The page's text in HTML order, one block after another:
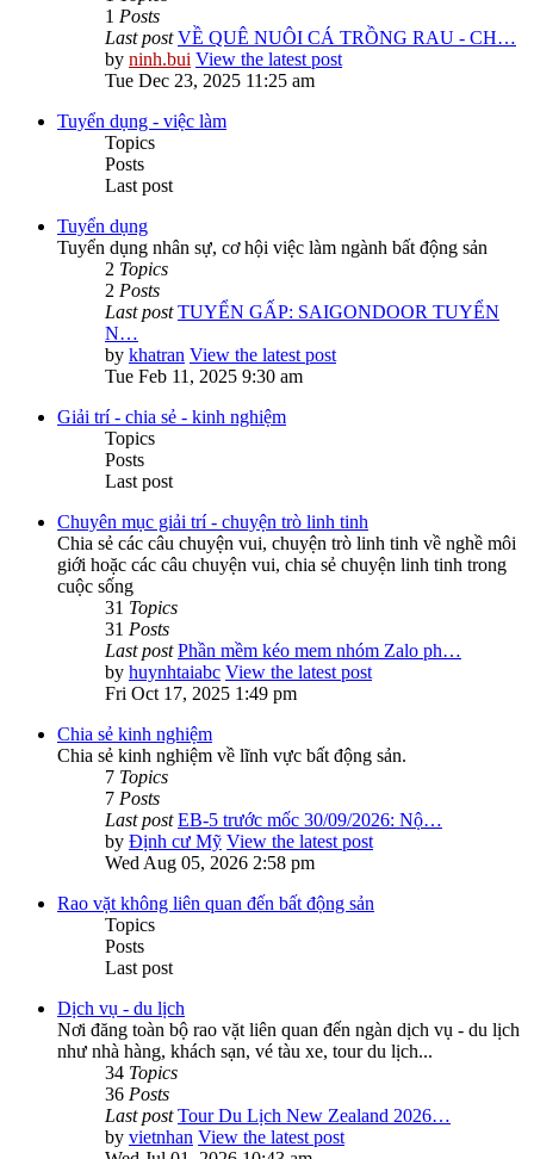
1 Posts
Last post VỀ QUÊ NUÔI CÁ TRỒNG RAU - CH…
by ninh.bui View the latest post
Tue Dec 23, 2025 11:25 am
Tuyển dụng - việc làm
Topics
Posts
Last post
Tuyển dụng
Tuyển dụng nhân sự, cơ hội việc làm ngành bất động sản
2 Topics
2 Posts
Last post TUYỂN GẤP: SAIGONDOOR TUYỂN
N…
by khatran View the latest post
Tue Feb 11, 2025 9:30 am
Giải trí - chia sẻ - kinh nghiệm
Topics
Posts
Last post
Chuyên mục giải trí - chuyện trò linh tinh
Chia sẻ các câu chuyện vui, chuyện trò linh tinh về nghề môi
giới hoặc các câu chuyện vui, chia sẻ chuyện linh tinh trong
cuộc sống
31 Topics
31 Posts
Last post Phần mềm kéo mem nhóm Zalo ph…
by huynhtaiabc View the latest post
Fri Oct 17, 2025 1:49 pm
Chia sẻ kinh nghiệm
Chia sẻ kinh nghiệm về lĩnh vực bất động sản.
7 Topics
7 Posts
Last post EB-5 trước mốc 30/09/2026: Nộ…
by Định cư Mỹ View the latest post
Wed Aug 05, 2026 2:58 pm
Rao vặt không liên quan đến bất động sản
Topics
Posts
Last post
Dịch vụ - du lịch
Nơi đăng toàn bộ rao vặt liên quan đến ngàn dịch vụ - du lịch
như nhà hàng, khách sạn, vé tàu xe, tour du lịch...
34 Topics
36 Posts
Last post Tour Du Lịch New Zealand 2026…
by vietnhan View the latest post